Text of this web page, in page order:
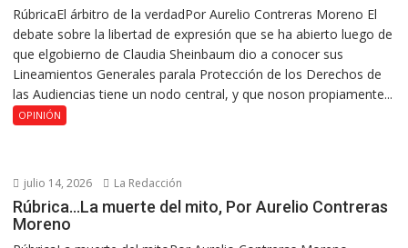
RúbricaEl árbitro de la verdadPor Aurelio Contreras Moreno El
debate sobre la libertad de expresión que se ha abierto luego de
que elgobierno de Claudia Sheinbaum dio a conocer sus
Lineamientos Generales parala Protección de los Derechos de
las Audiencias tiene un nodo central, y que noson propiamente...
OPINIÓN
julio 14, 2026 La Redacción
Rúbrica…La muerte del mito, Por Aurelio Contreras
Moreno